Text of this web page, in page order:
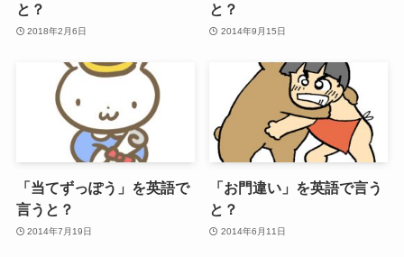
と？
2018年2月6日
と？
2014年9月15日
「当てずっぽう」を英語で
言うと？
2014年7月19日
「お門違い」を英語で言う
と？
2014年6月11日